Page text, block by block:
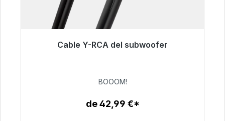
Cable Y-RCA del subwoofer
Listo para envío inmediato, plazo de entrega
53,49 €
BOOOM!
de 42,99 €*